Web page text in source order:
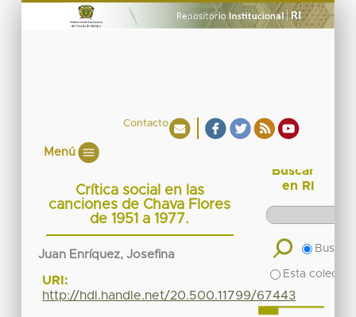
Contacto
Menú
Crítica social en las
canciones de Chava Flores
de 1951 a 1977.
Juan Enríquez, Josefina
URI:
http://hdl.handle.net/20.500.11799/67443
Buscar
en RI
Buscar
Esta